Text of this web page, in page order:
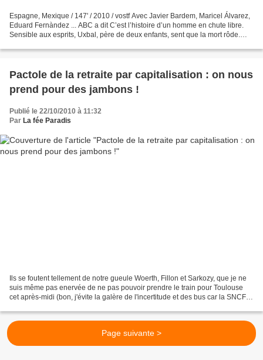
Espagne, Mexique / 147' / 2010 / vostf Avec Javier Bardem, Maricel Álvarez,
Eduard Fernàndez ... ABC a dit C’est l’histoire d’un homme en chute libre.
Sensible aux esprits, Uxbal, père de deux enfants, sent que la mort rôde.
Pactole de la retraite par capitalisation : on nous
prend pour des jambons !
Publié le 22/10/2010 à 11:32
Par La fée Paradis
Ils se foutent tellement de notre gueule Woerth, Fillon et Sarkozy, que je ne
suis même pas enervée de ne pas pouvoir prendre le train pour Toulouse
cet après-midi (bon, j'évite la galère de l'incertitude et des bus car la SNCF
Page suivante >